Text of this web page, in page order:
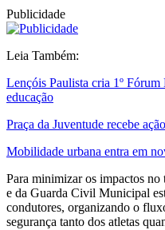
Publicidade
Leia Também:
Lençóis Paulista cria 1º
educação
Praça da Juventude recebe
Mobilidade urbana entra em
Para minimizar os impactos
e da Guarda Civil Municipal
condutores, organizando o
segurança tanto dos atletas